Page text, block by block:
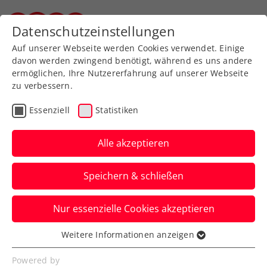
Zurück zur Newsübersicht
Turniere
French Open: Schwärzler
nimmt auch die 4. Hürde
– Halbfinale in Paris!
Der ÖTV-Youngster kämpft bei Roland
Garros um den Finaleinzug. Der
Maximilian Taucher bereits gelungen ist.
Verfasst von: Manuel Wachta, 06.06.2024
Datenschutzeinstellungen
Auf unserer Webseite werden Cookies verwendet. Einige
davon werden zwingend benötigt, während es uns andere
ermöglichen, Ihre Nutzererfahrung auf unserer Webseite
zu verbessern.
Essenziell Statistiken
Alle akzeptieren
Speichern & schließen
Nur essenzielle Cookies akzeptieren
Essenziell
Essenzielle Cookies werden für grundlegende
Weitere Informationen anzeigen
Powered by